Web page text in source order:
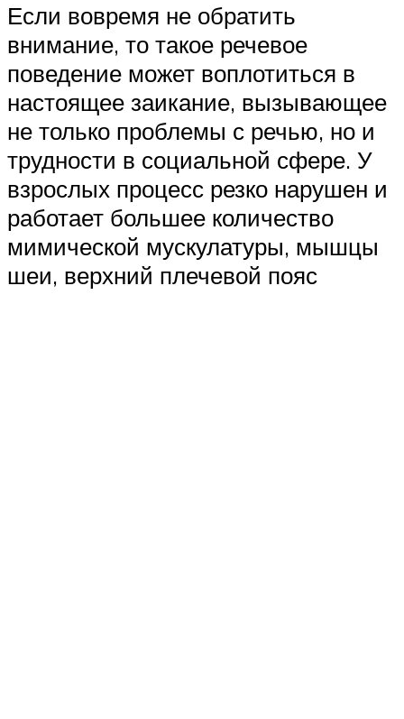
Если вовремя не обратить
внимание, то такое речевое
поведение может воплотиться в
настоящее заикание, вызывающее
не только проблемы с речью, но и
трудности в социальной сфере. У
взрослых процесс резко нарушен и
работает большее количество
мимической мускулатуры, мышцы
шеи, верхний плечевой пояс